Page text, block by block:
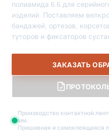
полиамида 6.6 для
изделий. Поставляем
бандажей, ортезов,
туторов и фиксаторов
ЗАКАЗАТЬ
Производство контактной
мм.
Пришивная и самоклеящаяся